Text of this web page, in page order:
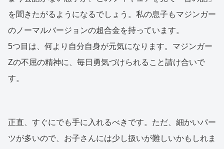
を聞きたがるようになるでしょう。私の息子もマジンガー
のノーマルバージョンの超合金を持っています。
5つ目は、何より自分自身が元気になります。マジンガー
Zの不屈の精神に、毎日勇気づけられること請け合いで
す。
正直、すぐにでも手に入れるべきです。ただ、細かいパー
ツが多いので、お子さんには少し扱いが難しいかもしれま